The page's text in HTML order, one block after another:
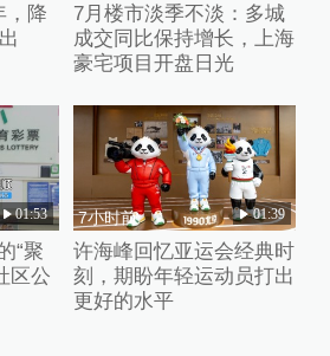
，降
7月楼市淡季不淡：多城
成交同比保持增长，上海
豪宅项目开盘日光
01:53
“聚
区公
7小时前 01:39
许海峰回忆亚运会经典时
刻，期盼年轻运动员打出
更好的水平